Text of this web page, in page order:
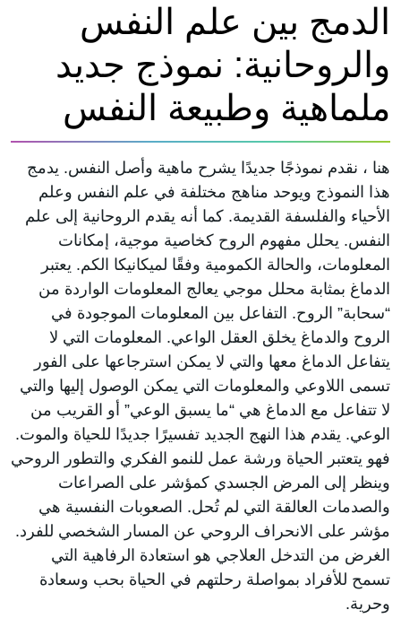
الدمج بين علم النفس
والروحانية: نموذج جديد
ملماهية وطبيعة النفس
هنا ، نقدم نموذجًا جديدًا يشرح ماهية وأصل النفس. يدمج
هذا النموذج ويوحد مناهج مختلفة في علم النفس وعلم
الأحياء والفلسفة القديمة. كما أنه يقدم الروحانية إلى علم
النفس. يحلل مفهوم الروح كخاصية موجية، إمكانات
المعلومات، والحالة الكمومية وفقًا لميكانيكا الكم. يعتبر
الدماغ بمثابة محلل موجي يعالج المعلومات الواردة من
“سحابة” الروح. التفاعل بين المعلومات الموجودة في
الروح والدماغ يخلق العقل الواعي. المعلومات التي لا
يتفاعل الدماغ معها والتي لا يمكن استرجاعها على الفور
تسمى اللاوعي والمعلومات التي يمكن الوصول إليها والتي
لا تتفاعل مع الدماغ هي “ما يسبق الوعي” أو القريب من
الوعي. يقدم هذا النهج الجديد تفسيرًا جديدًا للحياة والموت.
فهو يتعتبر الحياة ورشة عمل للنمو الفكري والتطور الروحي
وينظر إلى المرض الجسدي كمؤشر على الصراعات
والصدمات العالقة التي لم تُحل. الصعوبات النفسية هي
مؤشر على الانحراف الروحي عن المسار الشخصي للفرد.
الغرض من التدخل العلاجي هو استعادة الرفاهية التي
تسمح للأفراد بمواصلة رحلتهم في الحياة بحب وسعادة
وحرية.